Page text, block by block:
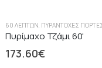
60 ΛΕΠΤΏΝ, ΠΥΡΆΝΤΟΧΕΣ
Πυρίμαχο Τζάμι 60'
173.60€